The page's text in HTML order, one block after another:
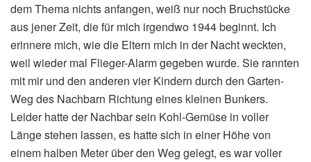
dem Thema nichts anfangen, weiß nur noch Bruchstücke
aus jener Zeit, die für mich irgendwo 1944 beginnt. Ich
erinnere mich, wie die Eltern mich in der Nacht weckten,
weil wieder mal Flieger-Alarm gegeben wurde. Sie rannten
mit mir und den anderen vier Kindern durch den Garten-
Weg des Nachbarn Richtung eines kleinen Bunkers.
Leider hatte der Nachbar sein Kohl-Gemüse in voller
Länge stehen lassen, es hatte sich in einer Höhe von
einem halben Meter über den Weg gelegt, es war voller